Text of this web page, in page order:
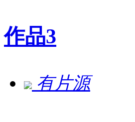
作品3
有片源